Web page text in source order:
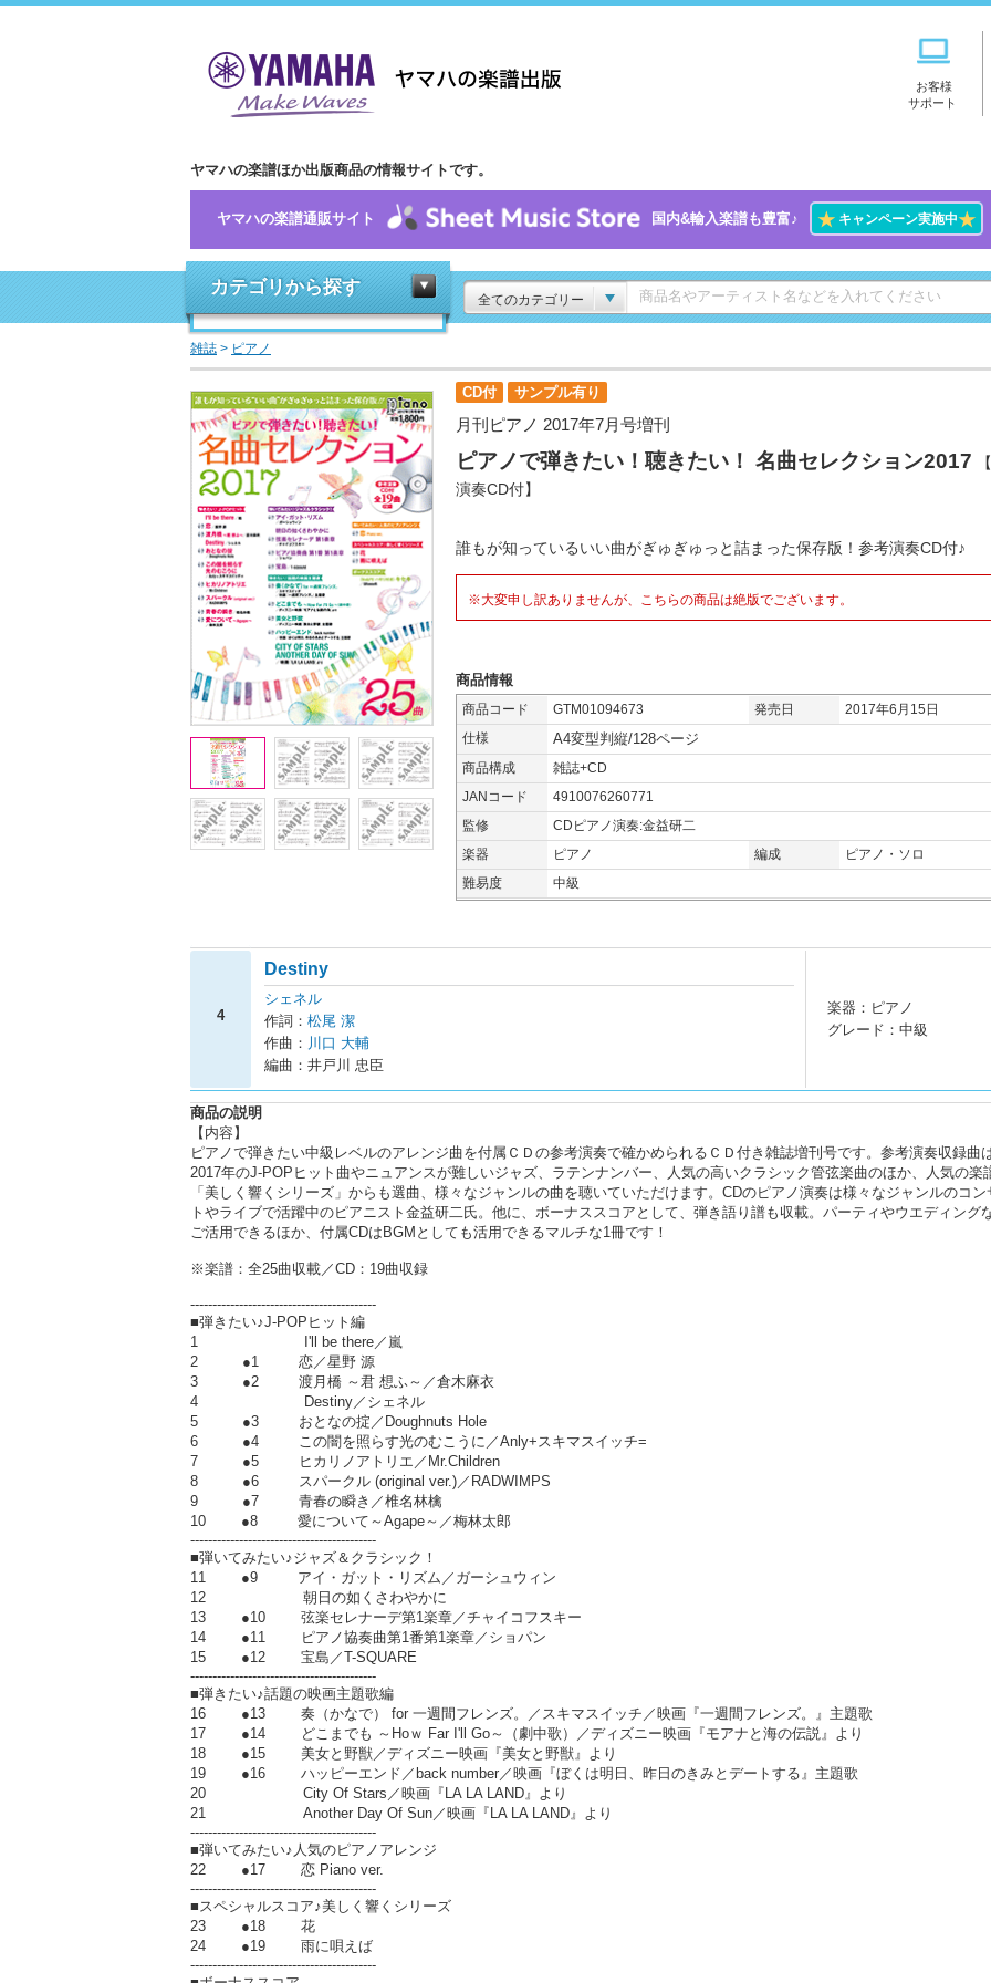
お客様
サポート
ヤマハの楽譜ほか出版商品の情報サイトです。
ヤマハの楽譜通販サイト 国内&輸入楽譜も豊富♪ ★キャンペーン実施中★
カテゴリから探す
全てのカテゴリー
雑誌 > ピアノ
CD付 サンプル有り
月刊ピアノ 2017年7月号増刊
ピアノで弾きたい！聴きたい！ 名曲セレクション2017
演奏CD付】
誰もが知っているいい曲がぎゅぎゅっと詰まった保存版！参考演奏CD付♪
※大変申し訳ありませんが、こちらの商品は絶版でございます。
商品情報
商品コード GTM01094673 発売日
2017年6月15日
仕様
A4変型判縦/128ページ
商品構成
雑誌+CD
JANコード
4910076260771
監修
CDピアノ演奏:金益研二
楽器
ピアノ 編成
ピアノ・ソロ
難易度
中級
4
Destiny
シェネル
作詞： 松尾 潔
作曲： 川口 大輔
編曲：井戸川 忠臣
楽器：ピアノ
グレード：中級
商品の説明
【内容】
ピアノで弾きたい中級レベルのアレンジ曲を付属ＣＤの参考演奏で確かめられるＣＤ付き雑誌増刊号です。参考演奏収録曲は
2017年のJ-POPヒット曲やニュアンスが難しいジャズ、ラテンナンバー、人気の高いクラシック管弦楽曲のほか、人気の楽
「美しく響くシリーズ」からも選曲、様々なジャンルの曲を聴いていただけます。CDのピアノ演奏は様々なジャンルのコン
トやライブで活躍中のピアニスト金益研二氏。他に、ボーナススコアとして、弾き語り譜も収載。パーティやウエディングな
ご活用できるほか、付属CDはBGMとしても活用できるマルチな1冊です！
※楽譜：全25曲収載／CD：19曲収録
------------------------------------------
■弾きたい♪J-POPヒット編
1 I'll be there／嵐
2 ●1 恋／星野 源
3 ●2 渡月橋 ～君 想ふ～／倉木麻衣
4 Destiny／シェネル
5 ●3 おとなの掟／Doughnuts Hole
6 ●4 この闇を照らす光のむこうに／Anly+スキマスイッチ=
7 ●5 ヒカリノアトリエ／Mr.Children
8 ●6 スパークル (original ver.)／RADWIMPS
9 ●7 青春の瞬き／椎名林檎
10 ●8 愛について～Agape～／梅林太郎
------------------------------------------
■弾いてみたい♪ジャズ＆クラシック！
11 ●9 アイ・ガット・リズム／ガーシュウィン
12 朝日の如くさわやかに
13 ●10 弦楽セレナーデ第1楽章／チャイコフスキー
14 ●11 ピアノ協奏曲第1番第1楽章／ショパン
15 ●12 宝島／T-SQUARE
------------------------------------------
■弾きたい♪話題の映画主題歌編
16 ●13 奏（かなで） for 一週間フレンズ。／スキマスイッチ／映画『一週間フレンズ。』主題歌
17 ●14 どこまでも ～Hoｗ Far I'll Go～（劇中歌）／ディズニー映画『モアナと海の伝説』より
18 ●15 美女と野獣／ディズニー映画『美女と野獣』より
19 ●16 ハッピーエンド／back number／映画『ぼくは明日、昨日のきみとデートする』主題歌
20 City Of Stars／映画『LA LA LAND』より
21 Another Day Of Sun／映画『LA LA LAND』より
------------------------------------------
■弾いてみたい♪人気のピアノアレンジ
22 ●17 恋 Piano ver.
------------------------------------------
■スペシャルスコア♪美しく響くシリーズ
23 ●18 花
24 ●19 雨に唄えば
------------------------------------------